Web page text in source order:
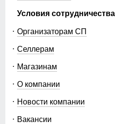
Условия сотрудничества
Организаторам СП
Селлерам
Магазинам
О компании
Новости компании
Вакансии